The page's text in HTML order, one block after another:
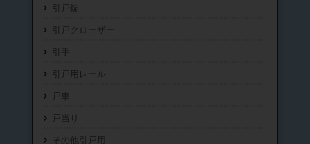
引戸錠
引戸クローザー
引手
引戸用レール
戸車
戸当り
その他引戸用